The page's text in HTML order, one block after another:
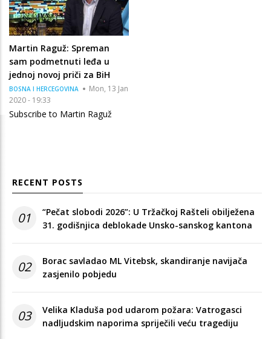
Martin Raguž: Spreman
sam podmetnuti leđa u
jednoj novoj priči za BiH
BOSNA I HERCEGOVINA
Mon, 13 Jan
2020 - 19:33
Subscribe to Martin Raguž
RECENT POSTS
01
“Pečat slobodi 2026”: U Tržačkoj Rašteli obilježena
31. godišnjica deblokade Unsko-sanskog kantona
02
Borac savladao ML Vitebsk, skandiranje navijača
zasjenilo pobjedu
03
Velika Kladuša pod udarom požara: Vatrogasci
nadljudskim naporima spriječili veću tragediju